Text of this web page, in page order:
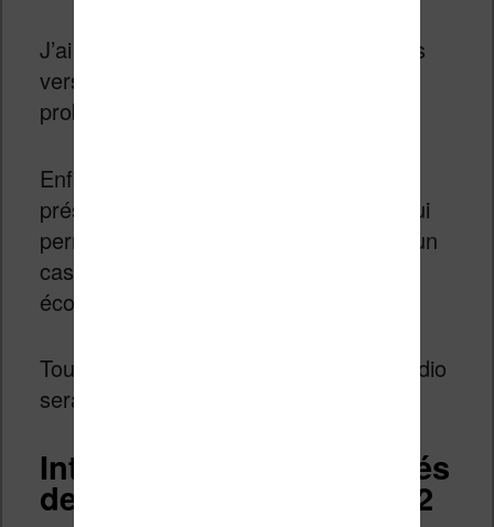
J’ai pu transférer des livres numériques
vers la liseuse Kobo Libra 2 sans
problème.
Enfin, la grande nouveauté vient de la
présence d’une connexion Bluetooth qui
permet de connecter une enceinte ou un
casque Bluetooth à la liseuse pour
écouter des livres audio.
Toute la partie concernant les livres audio
sera développée un peu plus loin.
Interface et fonctionnalités
de la liseuse Kobo Libra 2